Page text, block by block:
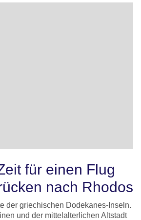
für einen Flug
nach Rhodos
der griechischen Dodekanes-Inseln.
und der mittelalterlichen Altstadt